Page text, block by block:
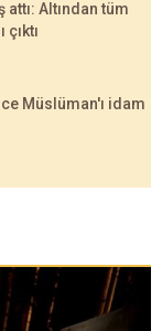
attı: Altından tüm
Müslüman'ı idam